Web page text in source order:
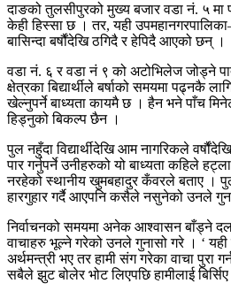
दाङको तुलसीपुरको मुख्य बजार वडा नं. ५ मा
केही हिस्सा छ । तर, यही
बासिन्दा बर्षौंदेखि ठगिदै र हेपिदै आएको छन् ।
वडा नं. ६ र वडा नं ९ को अटोभिलेज जोड्ने
क्षेत्रका बिद्यार्थीले बर्षाको समयमा पढ्नकै
खेल्नुपर्ने बाध्यता कायमै छ । हैन भने पाँच
हिड्नुको बिकल्प छैन ।
पुल नहुँदा विद्यार्थीदेखि आम नागरिकले
पार गर्नुपर्ने उनीहरुको यो बाध्यता कहिले
नरहेको स्थानीय खुमबहादुर कँवरले बताए । पुल
हारगुहार गर्दै आएपनि कसैले नसुनेको उनले
निर्वाचनको समयमा अनेक आश्वासन बाँड्ने
वाचाहरु भूल्ने गरेको उनले गुनासो गरे । ‘ यही
अर्थमन्त्री भए तर हामी संग गरेका वाचा पुरा
सबैले झुट बोलेर भोट लिएपछि हामीलाई